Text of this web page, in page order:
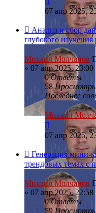
07 апр 2025,
Анализ и сбор
глубокого
Михаил Молчанов
» 07 апр 2025, 23:00
0Ответы
58
Последнее
Михаил
07 апр 2025,
Генерация мини-
трендовых темах с
Михаил Молчанов
» 07 апр 2025, 22:58
0Ответы
59